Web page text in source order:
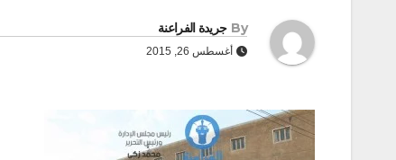
By جريدة الفراعنة
أغسطس 26, 2015